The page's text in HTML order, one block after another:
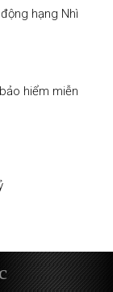
hạng Nhì
hiểm miễn